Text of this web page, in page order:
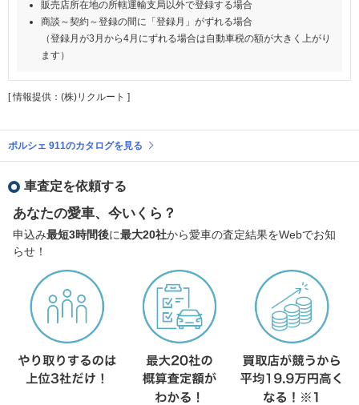
販売店所在地の所轄運輸支局以外で登録する場合
商談～契約～登録の間に「登録月」がずれる場合
（登録月が3月から4月にずれる場合は自動車税の額が大きく上がり
ます）
[ 情報提供：(株)リクルート ]
ポルシェ 911のカタログを見る
車査定を依頼する
あなたの愛車、今いくら？
申込み最短3時間後に最大20社から愛車の査定結果をWebでお知
らせ！